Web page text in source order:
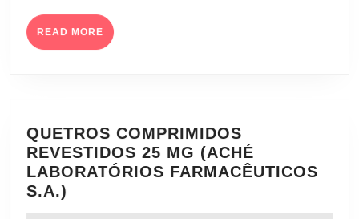
READ MORE READ
MORE
QUETROS COMPRIMIDOS
REVESTIDOS 25 MG (ACHÉ
LABORATÓRIOS FARMACÊUTICOS
S.A.)
COMPRIMIDOS